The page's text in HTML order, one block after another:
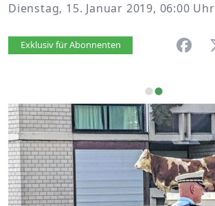
Dienstag, 15. Januar 2019, 06:00 Uhr
Artikel vorlesen
Exklusiv für Abonnenten